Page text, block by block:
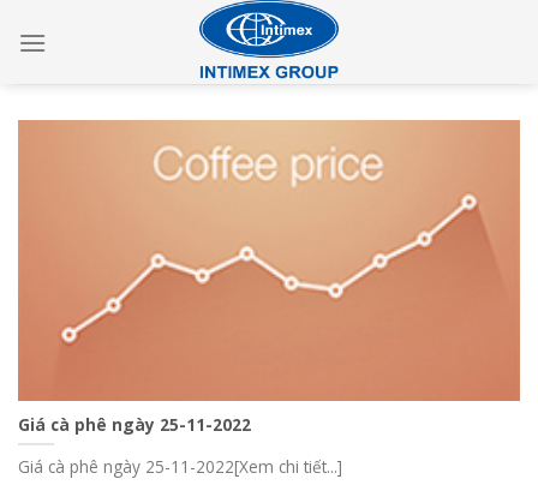
Giá cà phê ngày 25-11-2022
Giá cà phê ngày 25-11-2022[Xem chi tiết...]